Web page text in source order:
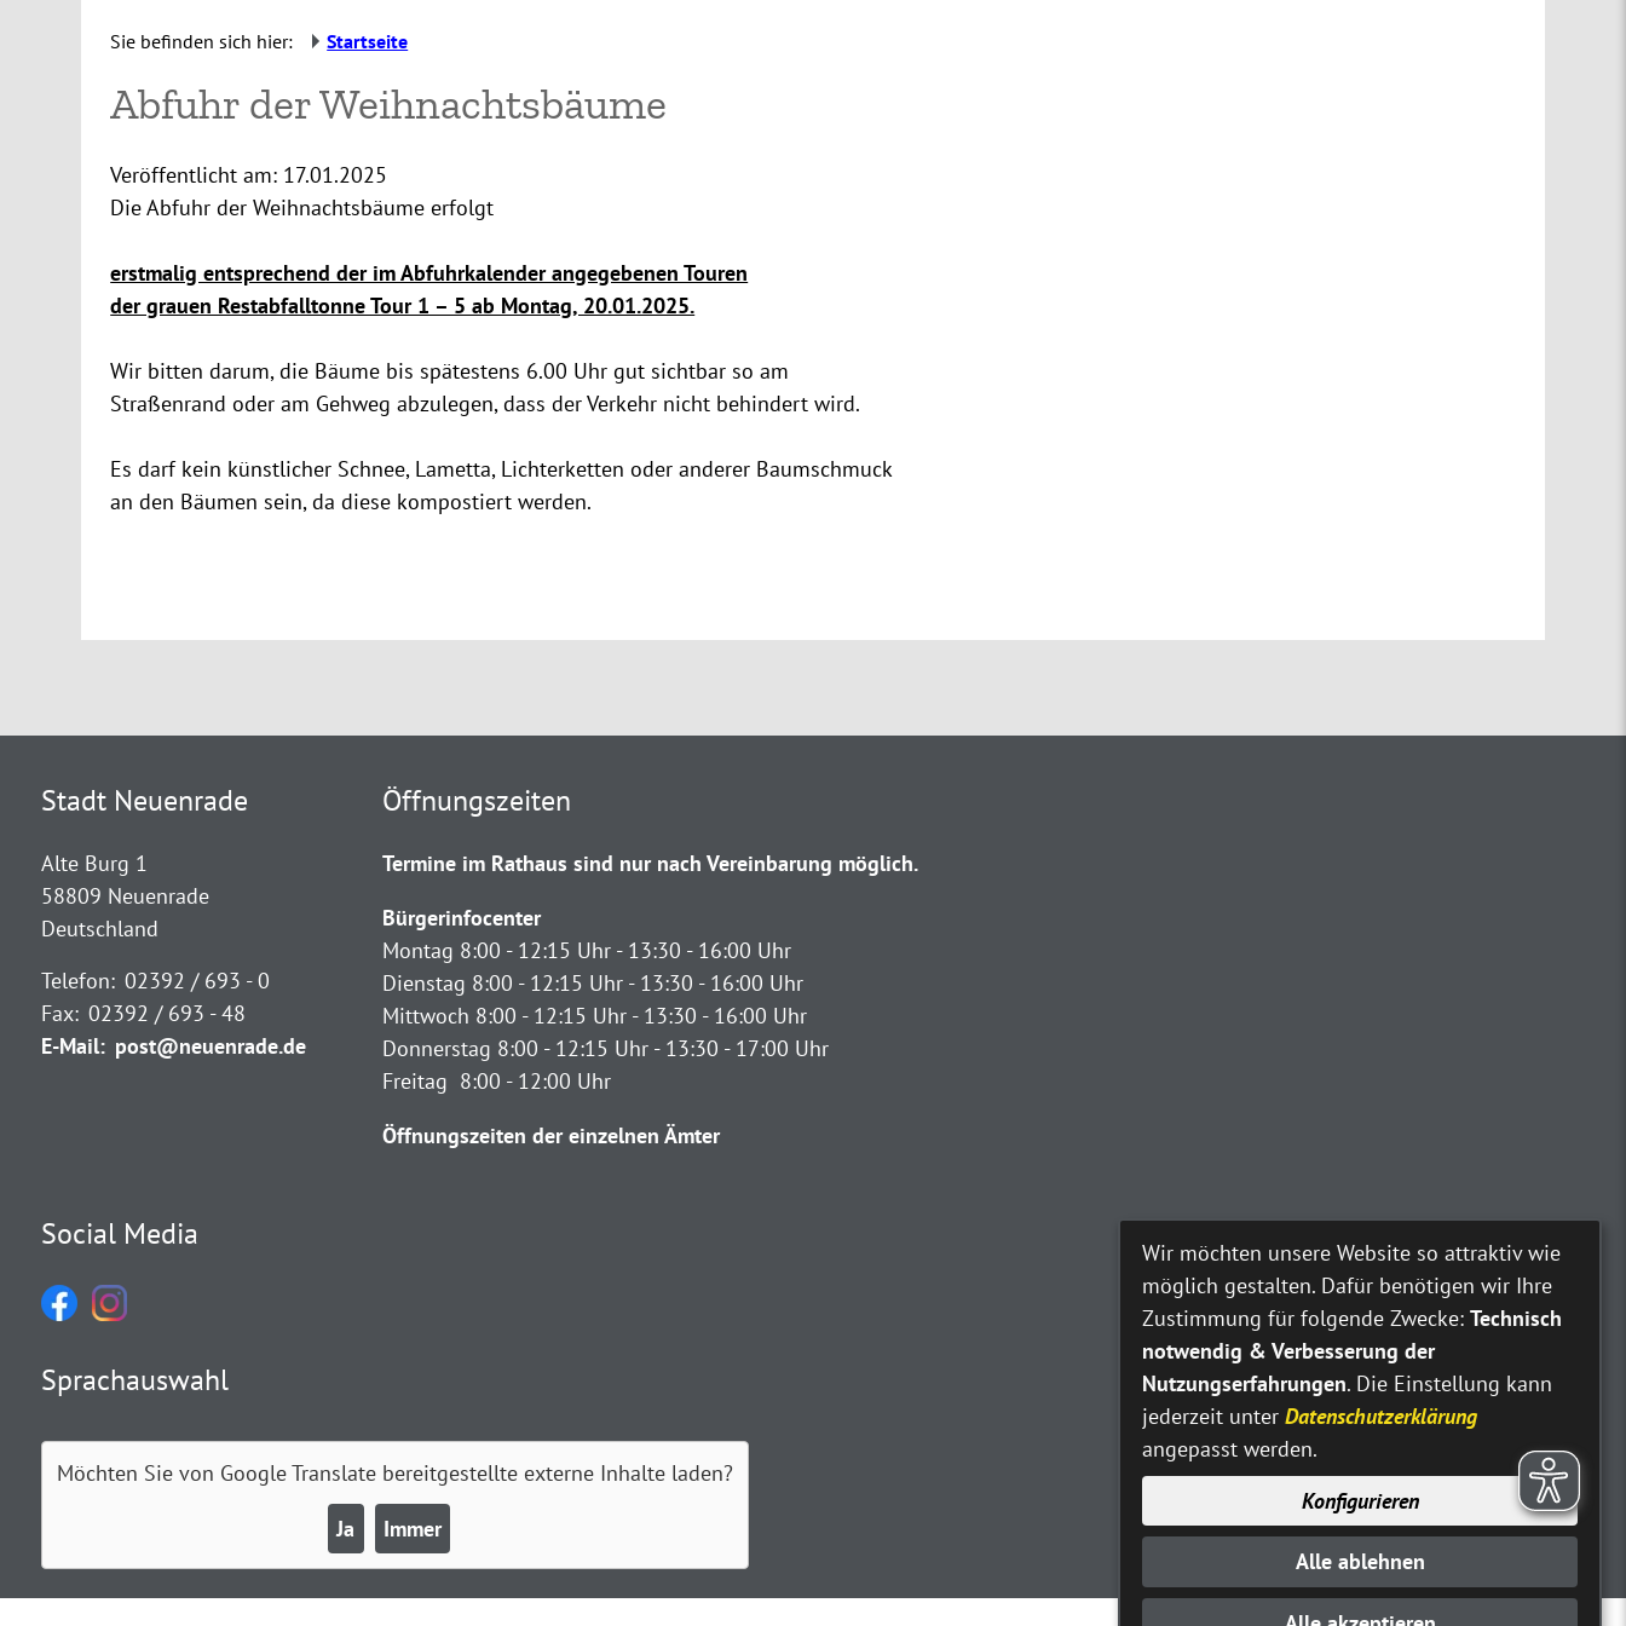
Sie befinden sich hier: Startseite
Abfuhr der Weihnachtsbäume
Veröffentlicht am: 17.01.2025
Die Abfuhr der Weihnachtsbäume erfolgt
erstmalig entsprechend der im Abfuhrkalender angegebenen Touren
der grauen Restabfalltonne Tour 1 – 5 ab Montag, 20.01.2025.
Wir bitten darum, die Bäume bis spätestens 6.00 Uhr gut sichtbar so am
Straßenrand oder am Gehweg abzulegen, dass der Verkehr nicht behindert wird.
Es darf kein künstlicher Schnee, Lametta, Lichterketten oder anderer Baumschmuck
an den Bäumen sein, da diese kompostiert werden.
Stadt Neuenrade
Alte Burg 1
58809 Neuenrade
Deutschland
Telefon: 02392 / 693 - 0
Fax: 02392 / 693 - 48
E-Mail: post@neuenrade.de
Öffnungszeiten
Termine im Rathaus sind nur nach Vereinbarung möglich.
Bürgerinfocenter
Montag 8:00 - 12:15 Uhr - 13:30 - 16:00 Uhr
Dienstag 8:00 - 12:15 Uhr - 13:30 - 16:00 Uhr
Mittwoch 8:00 - 12:15 Uhr - 13:30 - 16:00 Uhr
Donnerstag 8:00 - 12:15 Uhr - 13:30 - 17:00 Uhr
Freitag 8:00 - 12:00 Uhr
Öffnungszeiten der einzelnen Ämter
Social Media
Sprachauswahl
Möchten Sie von Google Translatebereitgestellte externe Inhalte laden?
Ja Immer
Wir möchten unsere Website so attraktiv wie
möglich gestalten. Dafür benötigen wir Ihre
Zustimmung für folgende Zwecke: Technisch
notwendig & Verbesserung der
Nutzungserfahrungen. Die Einstellung kann
jederzeit unter Datenschutzerklärung
angepasst werden.
Konfigurieren
Alle ablehnen